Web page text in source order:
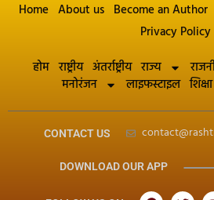
Home About us Become an Author
Privacy Policy
होम राष्ट्रीय अंतर्राष्ट्रीय राज्य
मनोरंजन
लाइफस्टाइल शिक्षा
CONTACT US
DOWNLOAD OUR APP